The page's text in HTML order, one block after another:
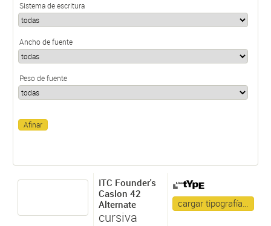
Sistema de escritura
Ancho de fuente
Peso de fuente
ITC Founder's
Caslon 42
Alternate
cursiva
cargar tipografía…